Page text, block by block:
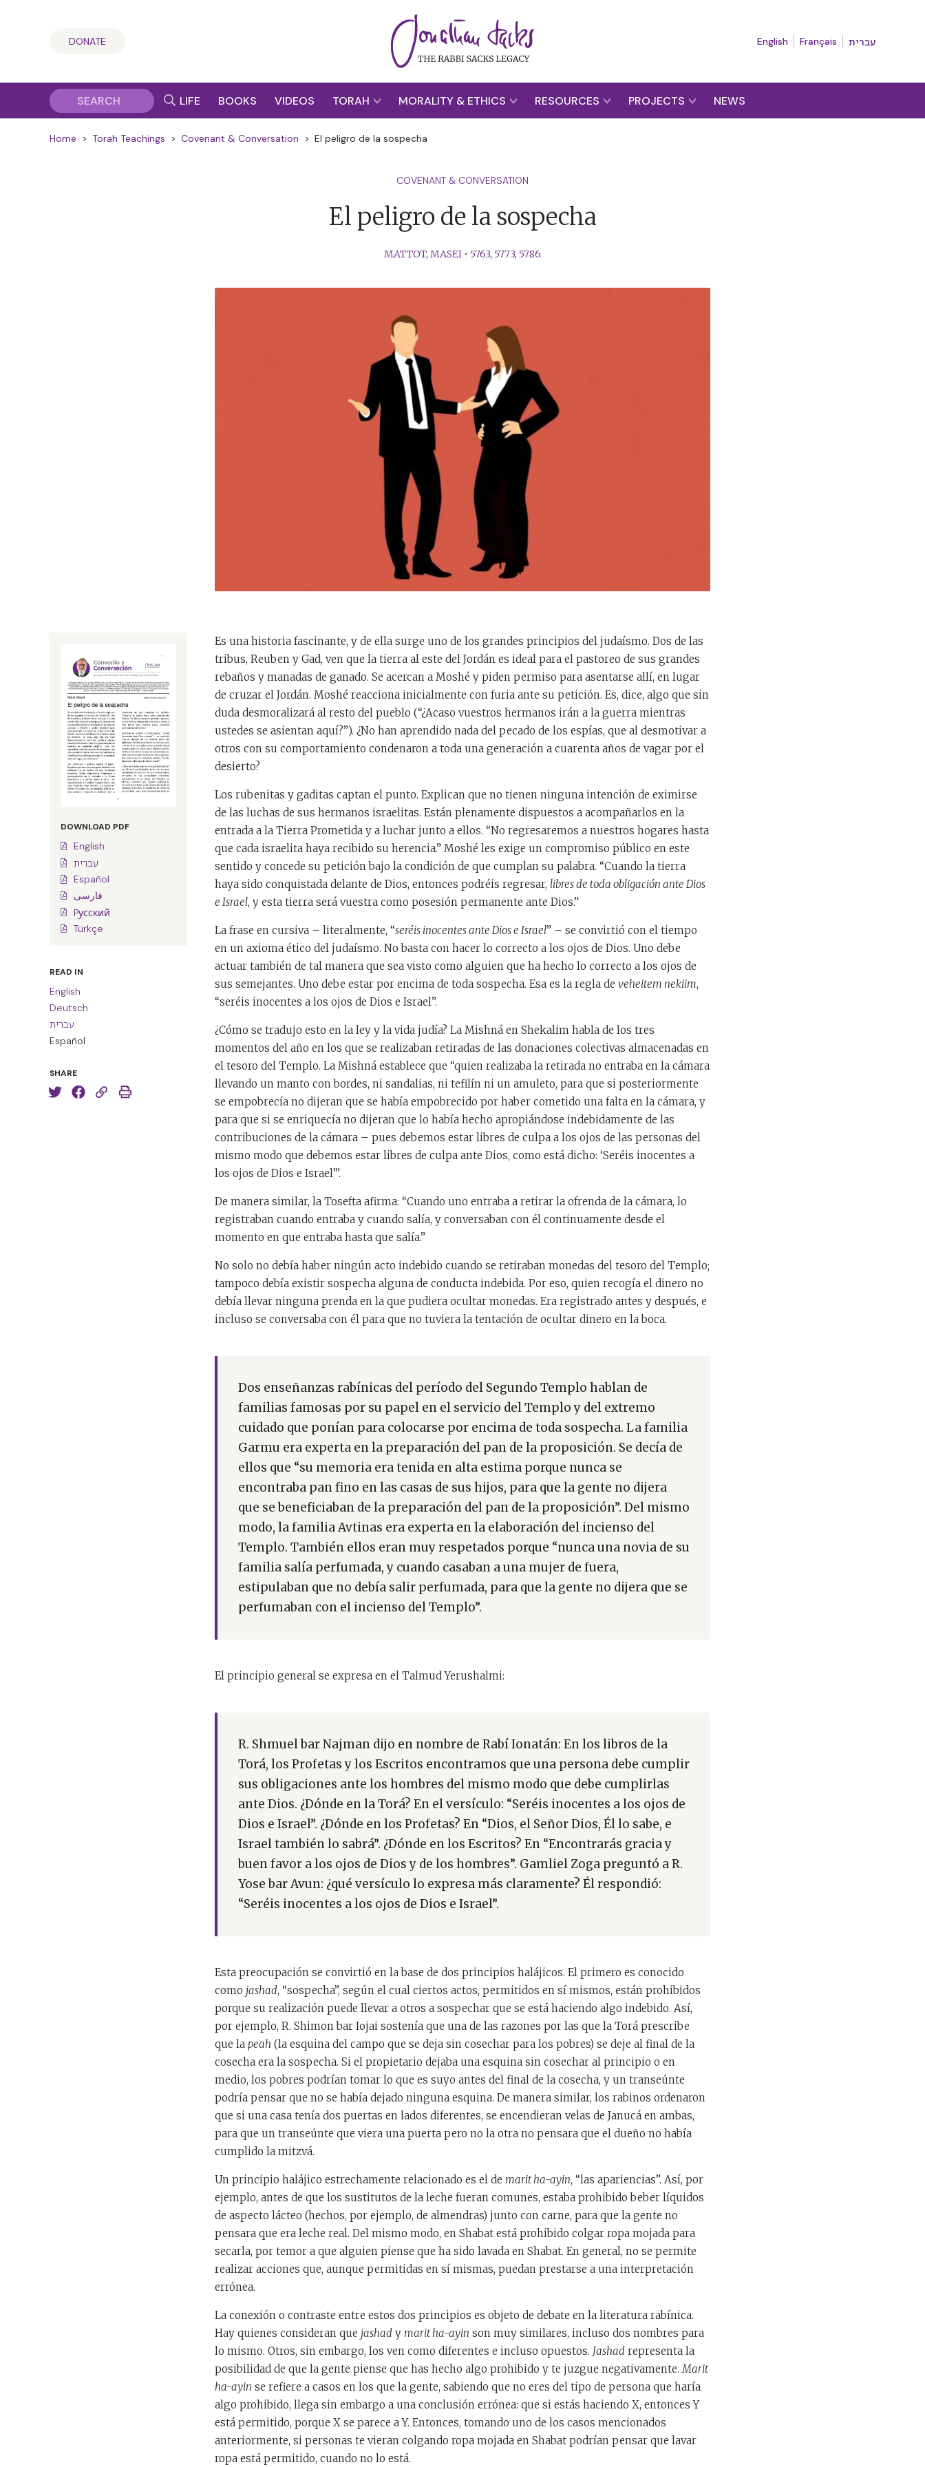
DONATE English Français עברית
LIFE BOOKS VIDEOS TORAH MORALITY & ETHICS RESOURCES PROJECTS NEWS
Home > Torah Teachings > Covenant & Conversation > El peligro de la sospecha
COVENANT & CONVERSATION
El peligro de la sospecha
MATTOT, MASEI • 5763, 5773, 5786
DOWNLOAD PDF
English
עברית
Español
فارسی
Pусский
Türkçe
READ IN
English
Deutsch
עברית
Español
SHARE
Es una historia fascinante, y de ella surge uno de los grandes principios del judaísmo. Dos de las
tribus, Reuben y Gad, ven que la tierra al este del Jordán es ideal para el pastoreo de sus grandes
rebaños y manadas de ganado. Se acercan a Moshé y piden permiso para asentarse allí, en lugar
de cruzar el Jordán. Moshé reacciona inicialmente con furia ante su petición. Es, dice, algo que sin
duda desmoralizará al resto del pueblo (“¿Acaso vuestros hermanos irán a la guerra mientras
ustedes se asientan aquí?”). ¿No han aprendido nada del pecado de los espías, que al desmotivar a
otros con su comportamiento condenaron a toda una generación a cuarenta años de vagar por el
desierto?
Los rubenitas y gaditas captan el punto. Explican que no tienen ninguna intención de eximirse
de las luchas de sus hermanos israelitas. Están plenamente dispuestos a acompañarlos en la
entrada a la Tierra Prometida y a luchar junto a ellos. “No regresaremos a nuestros hogares hasta
que cada israelita haya recibido su herencia.” Moshé les exige un compromiso público en este
sentido y concede su petición bajo la condición de que cumplan su palabra. “Cuando la tierra
haya sido conquistada delante de Dios, entonces podréis regresar, libres de toda obligación ante Dios
e Israel, y esta tierra será vuestra como posesión permanente ante Dios.”
La frase en cursiva – literalmente, “seréis inocentes ante Dios e Israel” – se convirtió con el tiempo
en un axioma ético del judaísmo. No basta con hacer lo correcto a los ojos de Dios. Uno debe
actuar también de tal manera que sea visto como alguien que ha hecho lo correcto a los ojos de
sus semejantes. Uno debe estar por encima de toda sospecha. Esa es la regla de veheitem nekiim,
“seréis inocentes a los ojos de Dios e Israel”.
¿Cómo se tradujo esto en la ley y la vida judía? La Mishná en Shekalim habla de los tres
momentos del año en los que se realizaban retiradas de las donaciones colectivas almacenadas en
el tesoro del Templo. La Mishná establece que “quien realizaba la retirada no entraba en la cámara
llevando un manto con bordes, ni sandalias, ni tefilín ni un amuleto, para que si posteriormente
se empobrecía no dijeran que se había empobrecido por haber cometido una falta en la cámara, y
para que si se enriquecía no dijeran que lo había hecho apropiándose indebidamente de las
contribuciones de la cámara – pues debemos estar libres de culpa a los ojos de las personas del
mismo modo que debemos estar libres de culpa ante Dios, como está dicho: ‘Seréis inocentes a
los ojos de Dios e Israel’”.
De manera similar, la Tosefta afirma: “Cuando uno entraba a retirar la ofrenda de la cámara, lo
registraban cuando entraba y cuando salía, y conversaban con él continuamente desde el
momento en que entraba hasta que salía.”
No solo no debía haber ningún acto indebido cuando se retiraban monedas del tesoro del Templo;
tampoco debía existir sospecha alguna de conducta indebida. Por eso, quien recogía el dinero no
debía llevar ninguna prenda en la que pudiera ocultar monedas. Era registrado antes y después, e
incluso se conversaba con él para que no tuviera la tentación de ocultar dinero en la boca.
Dos enseñanzas rabínicas del período del Segundo Templo hablan de
familias famosas por su papel en el servicio del Templo y del extremo
cuidado que ponían para colocarse por encima de toda sospecha. La familia
Garmu era experta en la preparación del pan de la proposición. Se decía de
ellos que “su memoria era tenida en alta estima porque nunca se
encontraba pan fino en las casas de sus hijos, para que la gente no dijera
que se beneficiaban de la preparación del pan de la proposición”. Del mismo
modo, la familia Avtinas era experta en la elaboración del incienso del
Templo. También ellos eran muy respetados porque “nunca una novia de su
familia salía perfumada, y cuando casaban a una mujer de fuera,
estipulaban que no debía salir perfumada, para que la gente no dijera que se
perfumaban con el incienso del Templo”.
El principio general se expresa en el Talmud Yerushalmi:
R. Shmuel bar Najman dijo en nombre de Rabí Ionatán: En los libros de la
Torá, los Profetas y los Escritos encontramos que una persona debe cumplir
sus obligaciones ante los hombres del mismo modo que debe cumplirlas
ante Dios. ¿Dónde en la Torá? En el versículo: “Seréis inocentes a los ojos de
Dios e Israel”. ¿Dónde en los Profetas? En “Dios, el Señor Dios, Él lo sabe, e
Israel también lo sabrá”. ¿Dónde en los Escritos? En “Encontrarás gracia y
buen favor a los ojos de Dios y de los hombres”. Gamliel Zoga preguntó a R.
Yose bar Avun: ¿qué versículo lo expresa más claramente? Él respondió:
“Seréis inocentes a los ojos de Dios e Israel”.
Esta preocupación se convirtió en la base de dos principios halájicos. El primero es conocido
como jashad, “sospecha”, según el cual ciertos actos, permitidos en sí mismos, están prohibidos
porque su realización puede llevar a otros a sospechar que se está haciendo algo indebido. Así,
por ejemplo, R. Shimon bar Iojai sostenía que una de las razones por las que la Torá prescribe
que la peah (la esquina del campo que se deja sin cosechar para los pobres) se deje al final de la
cosecha era la sospecha. Si el propietario dejaba una esquina sin cosechar al principio o en
medio, los pobres podrían tomar lo que es suyo antes del final de la cosecha, y un transeúnte
podría pensar que no se había dejado ninguna esquina. De manera similar, los rabinos ordenaron
que si una casa tenía dos puertas en lados diferentes, se encendieran velas de Janucá en ambas,
para que un transeúnte que viera una puerta pero no la otra no pensara que el dueño no había
cumplido la mitzvá.
Un principio halájico estrechamente relacionado es el de marit ha-ayin, “las apariencias”. Así, por
ejemplo, antes de que los sustitutos de la leche fueran comunes, estaba prohibido beber líquidos
de aspecto lácteo (hechos, por ejemplo, de almendras) junto con carne, para que la gente no
pensara que era leche real. Del mismo modo, en Shabat está prohibido colgar ropa mojada para
secarla, por temor a que alguien piense que ha sido lavada en Shabat. En general, no se permite
realizar acciones que, aunque permitidas en sí mismas, puedan prestarse a una interpretación
errónea.
La conexión o contraste entre estos dos principios es objeto de debate en la literatura rabínica.
Hay quienes consideran que jashad y marit ha-ayin son muy similares, incluso dos nombres para
lo mismo. Otros, sin embargo, los ven como diferentes e incluso opuestos. Jashad representa la
posibilidad de que la gente piense que has hecho algo prohibido y te juzgue negativamente. Marit
ha-ayin se refiere a casos en los que la gente, sabiendo que no eres del tipo de persona que haría
algo prohibido, llega sin embargo a una conclusión errónea: que si estás haciendo X, entonces Y
está permitido, porque X se parece a Y. Entonces, tomando uno de los casos mencionados
anteriormente, si personas te vieran colgando ropa mojada en Shabat podrían pensar que lavar
ropa está permitido, cuando no lo está.